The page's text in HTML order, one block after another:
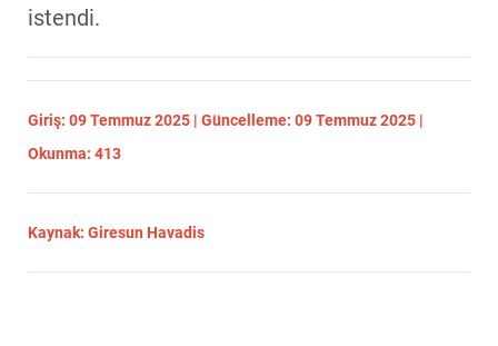
istendi.
Giriş: 09 Temmuz 2025 | Güncelleme: 09 Temmuz 2025 |
Okunma: 413
Kaynak: Giresun Havadis